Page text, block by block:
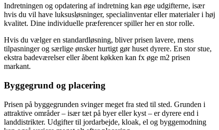
Indretningen og opdatering af indretning kan øge udgifterne, især
hvis du vil have luksusløsninger, specialinventar eller materialer i høj
kvalitet. Dine individuelle præferencer spiller her en stor rolle.
Hvis du vælger en standardløsning, bliver prisen lavere, mens
tilpasninger og særlige ønsker hurtigt gør huset dyrere. En stor stue,
ekstra badeværelser eller åbent køkken kan fx øge m2 prisen
markant.
Byggegrund og placering
Prisen på byggegrunden svinger meget fra sted til sted. Grunden i
attraktive områder – især tæt på byer eller kyst – er dyrere end i
landdistrikter. Udgifter til jordarbejde, kloak, el og byggemodning